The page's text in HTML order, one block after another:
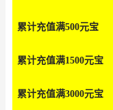
累计充值满500元宝
累计充值满1500元宝
累计充值满3000元宝